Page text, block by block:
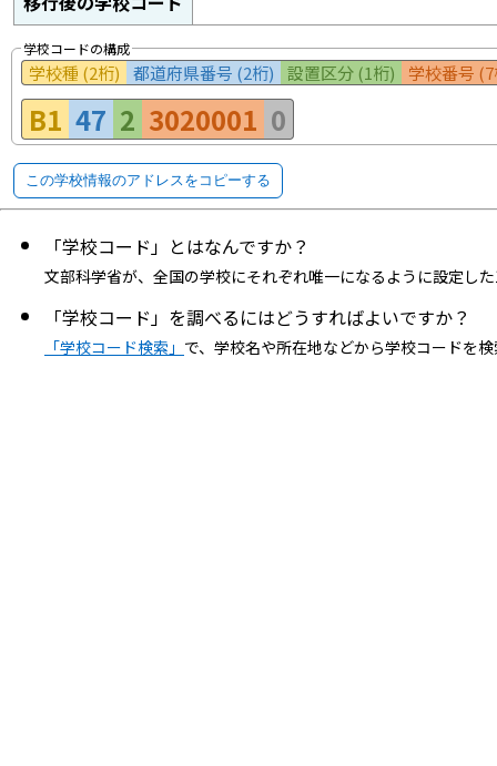
学校コードの構成
学校種 (2桁) 都道府県番号 (2桁) 設置区分 (1桁) 学校番号
B1 47 2 3020001 0
この学校情報のアドレスをコピーする
「学校コード」とはなんですか？
文部科学省が、全国の学校にそれぞれ唯一になるように設定し
「学校コード」を調べるにはどうすればよいですか？
「学校コード検索」 で、学校名や所在地などから学校コードを